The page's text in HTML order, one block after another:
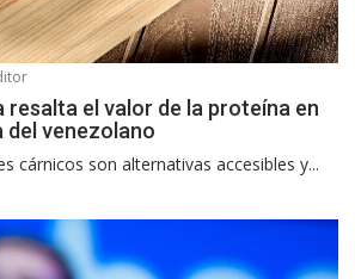
el valor de la proteína en
del venezolano
cárnicos son alternativas accesibles y...